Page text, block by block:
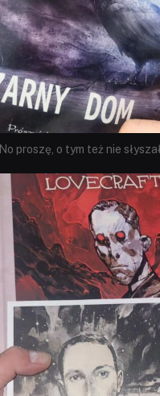
No proszę, o tym też nie
dobryhorror
Wrz 19